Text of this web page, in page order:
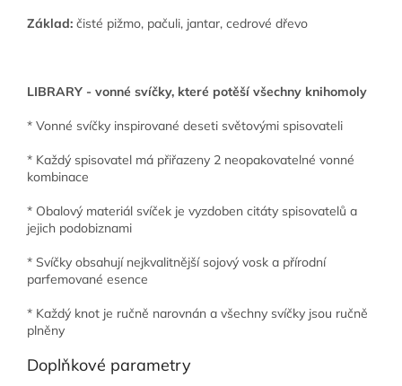
Základ: čisté pižmo, pačuli, jantar, cedrové dřevo
LIBRARY - vonné svíčky, které potěší všechny knihomoly
* Vonné svíčky inspirované deseti světovými spisovateli
* Každý spisovatel má přiřazeny 2 neopakovatelné vonné
kombinace
* Obalový materiál svíček je vyzdoben citáty spisovatelů a
jejich podobiznami
* Svíčky obsahují nejkvalitnější sojový vosk a přírodní
parfemované esence
* Každý knot je ručně narovnán a všechny svíčky jsou ručně
plněny
Doplňkové parametry